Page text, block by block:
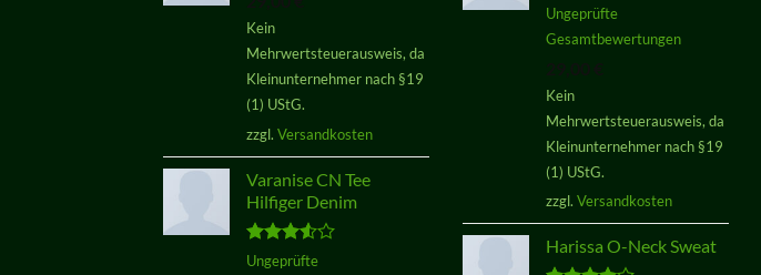
Kein
Mehrwertsteuerausweis, da
Kleinunternehmer nach §19
(1) UStG.
zzgl. Versandkosten
Varanise CN Tee
Hilfiger Denim
Bewertet
Ungeprüfte
Bewertet
von 5
Ungeprüfte
Gesamtbewertungen
Kein
Mehrwertsteuerausweis, da
Kleinunternehmer nach §19
(1) UStG.
zzgl. Versandkosten
Harissa O-Neck Sweat